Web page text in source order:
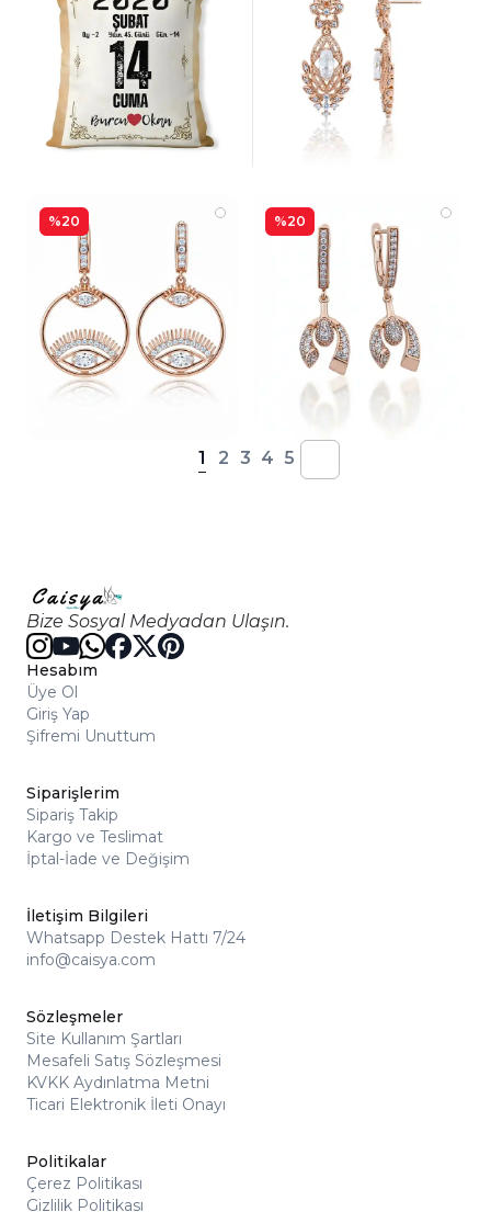
%20 %20
1 2 3 4 5
Bize Sosyal Medyadan Ulaşın.
Hesabım
Üye Ol
Giriş Yap
Şifremi Unuttum
Siparişlerim
Sipariş Takip
Kargo ve Teslimat
İptal-İade ve Değişim
İletişim Bilgileri
Whatsapp Destek Hattı 7/24
info@caisya.com
Sözleşmeler
Site Kullanım Şartları
Mesafeli Satış Sözleşmesi
KVKK Aydınlatma Metni
Ticari Elektronik İleti Onayı
Politikalar
Çerez Politikası
Gizlilik Politikası